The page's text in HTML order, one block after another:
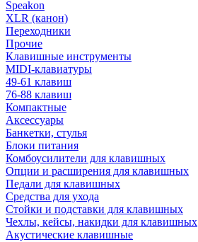
Speakon
XLR (канон)
Переходники
Прочие
Клавишные инструменты
MIDI-клавиатуры
49-61 клавиш
76-88 клавиш
Компактные
Аксессуары
Банкетки, стулья
Блоки питания
Комбоусилители для клавишных
Опции и расширения для клавишных
Педали для клавишных
Средства для ухода
Стойки и подставки для клавишных
Чехлы, кейсы, накидки для клавишных
Акустические клавишные